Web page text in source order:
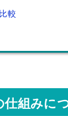
較
組みに